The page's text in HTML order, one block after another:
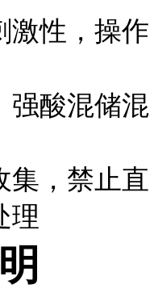
激性，操作
强酸混储混
集，禁止直
理